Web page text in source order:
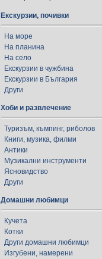
Екскурзии, почивки
На море
На планина
На село
Екскурзии в чужбина
Екскурзии в България
Други
Хоби и развлечение
Туризъм, къмпинг, риболов
Книги, музика, филми
Антики
Музикални инструменти
Ясновидство
Други
Домашни любимци
Кучета
Котки
Други домашни любимци
Изгубени, намерени